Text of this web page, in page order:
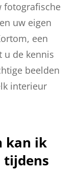
fotografische
uw eigen
een
u de kennis
beelden
interieur
kan ik
tijdens